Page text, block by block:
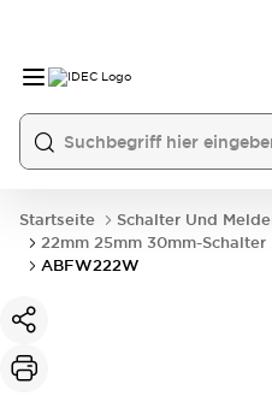
Startseite Schalter Und
22mm 25mm 30mm-Schalter
ABFW222W